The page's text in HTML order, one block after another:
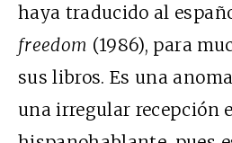
haya traducido al
freedom (1986), para
sus libros. Es una
una irregular recepción